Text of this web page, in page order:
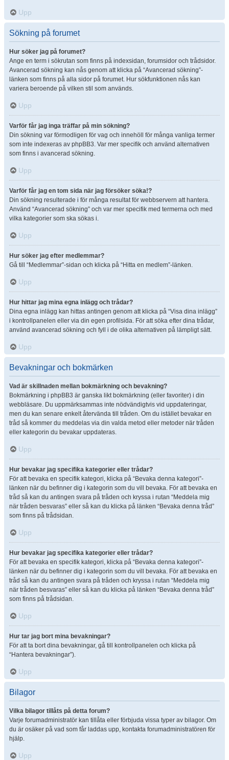
Upp
Sökning på forumet
Hur söker jag på forumet?
Ange en term i sökrutan som finns på indexsidan, forumsidor och trådsidor.
Avancerad sökning kan nås genom att klicka på “Avancerad sökning”-
länken som finns på alla sidor på forumet. Hur sökfunktionen nås kan
variera beroende på vilken stil som används.
Upp
Varför får jag inga träffar på min sökning?
Din sökning var förmodligen för vag och innehöll för många vanliga termer
som inte indexeras av phpBB3. Var mer specifik och använd alternativen
som finns i avancerad sökning.
Upp
Varför får jag en tom sida när jag försöker söka!?
Din sökning resulterade i för många resultat för webbservern att hantera.
Använd “Avancerad sökning” och var mer specifik med termerna och med
vilka kategorier som ska sökas i.
Upp
Hur söker jag efter medlemmar?
Gå till “Medlemmar”-sidan och klicka på “Hitta en medlem”-länken.
Upp
Hur hittar jag mina egna inlägg och trådar?
Dina egna inlägg kan hittas antingen genom att klicka på “Visa dina inlägg”
i kontrollpanelen eller via din egen profilsida. För att söka efter dina trådar,
använd avancerad sökning och fyll i de olika alternativen på lämpligt sätt.
Upp
Bevakningar och bokmärken
Vad är skillnaden mellan bokmärkning och bevakning?
Bokmärkning i phpBB3 är ganska likt bokmärkning (eller favoriter) i din
webbläsare. Du uppmärksammas inte nödvändigtvis vid uppdateringar,
men du kan senare enkelt återvända till tråden. Om du istället bevakar en
tråd så kommer du meddelas via din valda metod eller metoder när tråden
eller kategorin du bevakar uppdateras.
Upp
Hur bevakar jag specifika kategorier eller trådar?
För att bevaka en specifik kategori, klicka på “Bevaka denna kategori”-
länken när du befinner dig i kategorin som du vill bevaka. För att bevaka en
tråd så kan du antingen svara på tråden och kryssa i rutan “Meddela mig
när tråden besvaras” eller så kan du klicka på länken “Bevaka denna tråd”
som finns på trådsidan.
Upp
Hur bevakar jag specifika kategorier eller trådar?
För att bevaka en specifik kategori, klicka på “Bevaka denna kategori”-
länken när du befinner dig i kategorin som du vill bevaka. För att bevaka en
tråd så kan du antingen svara på tråden och kryssa i rutan “Meddela mig
när tråden besvaras” eller så kan du klicka på länken “Bevaka denna tråd”
som finns på trådsidan.
Upp
Hur tar jag bort mina bevakningar?
För att ta bort dina bevakningar, gå till kontrollpanelen och klicka på
“Hantera bevakningar”).
Upp
Bilagor
Vilka bilagor tillåts på detta forum?
Varje forumadministratör kan tillåta eller förbjuda vissa typer av bilagor. Om
du är osäker på vad som får laddas upp, kontakta forumadministratören för
hjälp.
Upp